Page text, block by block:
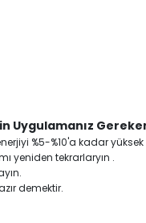
Uygulamanız
%5-%10'a kadar
yeniden tekrarlaryın .
demektir.